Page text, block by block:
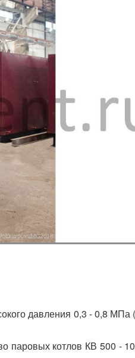
давления 0,3 - 0,8 МПа
паровых котлов КВ 500 -